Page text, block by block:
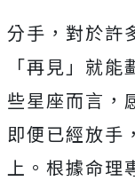
分手，對於許
「再見」就
些星座而言，
即便已經放手
上。根據命理